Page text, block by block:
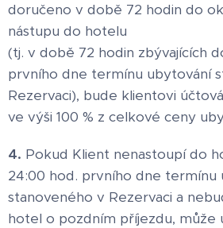
doručeno v době 72 hodin do
nástupu do hotelu
(tj. v době 72 hodin zbývajících
prvního dne termínu ubytování
Rezervaci), bude klientovi
ve výši 100 % z celkové ceny
4. Pokud Klient nenastoupí do
24:00 hod. prvního dne termínu
stanoveného v Rezervaci a
hotel o pozdním příjezdu, může